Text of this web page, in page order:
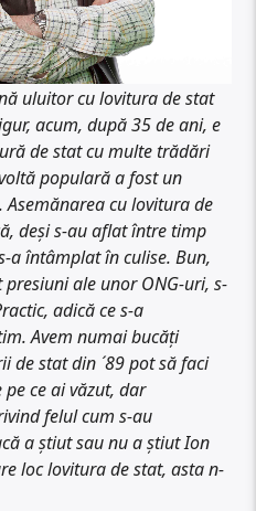
uluitor cu lovitura de stat
acum, după 35 de ani, e
de stat cu multe trădări
populară a fost un
cu lovitura de
deși s-au aflat între timp
a întâmplat în culise. Bun,
presiuni ale unor ONG-uri, s-
adică ce s-a
Avem numai bucăți
de stat din ´89 pot să faci
ce ai văzut, dar
felul cum s-au
a știut sau nu a știut Ion
loc lovitura de stat, asta n-